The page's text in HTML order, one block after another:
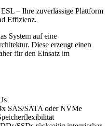
– Ihre zuverlässige Plattform
Effizienz.
System auf eine
Diese erzeugt einen
für den Einsatz im
SAS/SATA oder NVMe